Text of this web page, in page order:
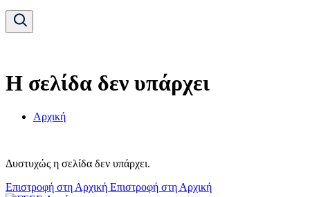
Η σελίδα δεν υπάρχει
Αρχική
Δυστυχώς η σελίδα δεν υπάρχει.
Επιστροφή στη Αρχική Επιστροφή στη Αρχική